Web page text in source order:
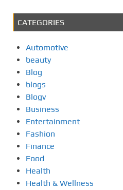
CATEGORIES
Automotive
beauty
Blog
blogs
Blogv
Business
Entertainment
Fashion
Finance
Food
Health
Health & Wellness